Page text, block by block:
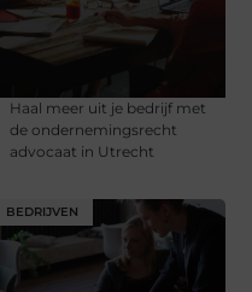
Haal meer uit je bedrijf met
de ondernemingsrecht
advocaat in Utrecht
BEDRIJVEN